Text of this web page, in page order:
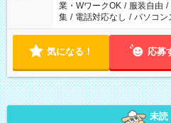
業・WワークOK / 服装自由 /
集 / 電話対応なし / パソコン
気になる！ 応募
未読